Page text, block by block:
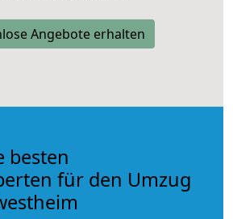
Angebote erhalten
besten
für den Umzug